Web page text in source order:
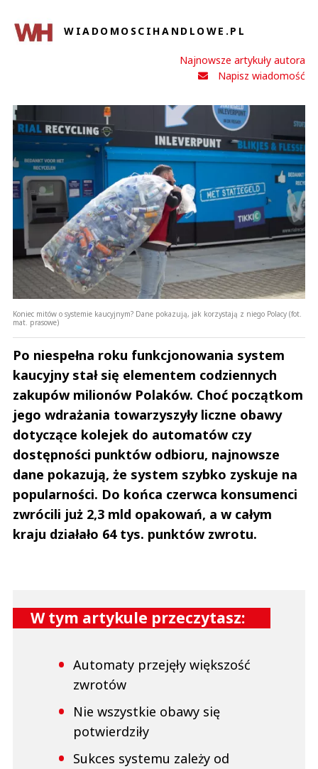
This comment was minimized by the moderator on the site
Nie ma się co dziwić, bo jednak można ładnie zarobić. Dlatego też pojechała
z biurem otto i nie musiałam się o nic martwić tylko pracować ;) To jest
dobra opcja jak się nie zna nikogo za granicą, nawet bez języka można z nimi
jechać.
ola
Odpowiedz
0
Marlena
This comment was minimized by the moderator on the site
Po raz pierwszy będę jechała do pracy zagranicę siostra mi załatwiła
miejsce w promedica24 i jedziemy we dwie do Anglii. Język znam więc mam
łatwiej. Trochę się boję na jaką podopieczną trafię. Dobrze że siostra
będzie niedaleko więc zawsze będę...
Po raz pierwszy będę jechała do pracy zagranicę siostra mi załatwiła
miejsce w promedica24 i jedziemy we dwie do Anglii. Język znam więc mam
łatwiej. Trochę się boję na jaką podopieczną trafię. Dobrze że siostra
będzie niedaleko więc zawsze będę mogła do niej napisać czy zadzwonić z
poradą
Czytaj całość
Marlena
Odpowiedz
Prześlij komentarz
WIADOMOSCIHANDLOWE.PL
Najnowsze artykuły autora
Napisz wiadomość
Koniec mitów o systemie kaucyjnym? Dane pokazują, jak korzystają z niego Polacy (fot.
mat. prasowe)
Po niespełna roku funkcjonowania system
kaucyjny stał się elementem codziennych
zakupów milionów Polaków. Choć początkom
jego wdrażania towarzyszyły liczne obawy
dotyczące kolejek do automatów czy
dostępności punktów odbioru, najnowsze
dane pokazują, że system szybko zyskuje na
popularności. Do końca czerwca konsumenci
zwrócili już 2,3 mld opakowań, a w całym
kraju działało 64 tys. punktów zwrotu.
W tym artykule przeczytasz:
Automaty przejęły większość
zwrotów
Nie wszystkie obawy się
potwierdziły
Sukces systemu zależy od